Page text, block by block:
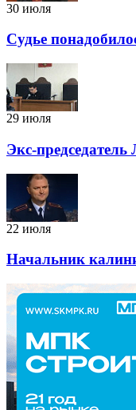
30 июля
Судье
29 июля
Экс-
22 июля
Начальник